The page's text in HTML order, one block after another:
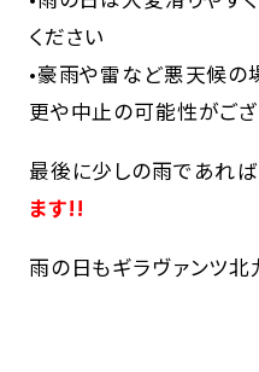
ください
•豪雨や雷など悪天候
更や中止の可能性がご
最後に少しの雨であれば・
ます!!
雨の日もギラヴァンツ